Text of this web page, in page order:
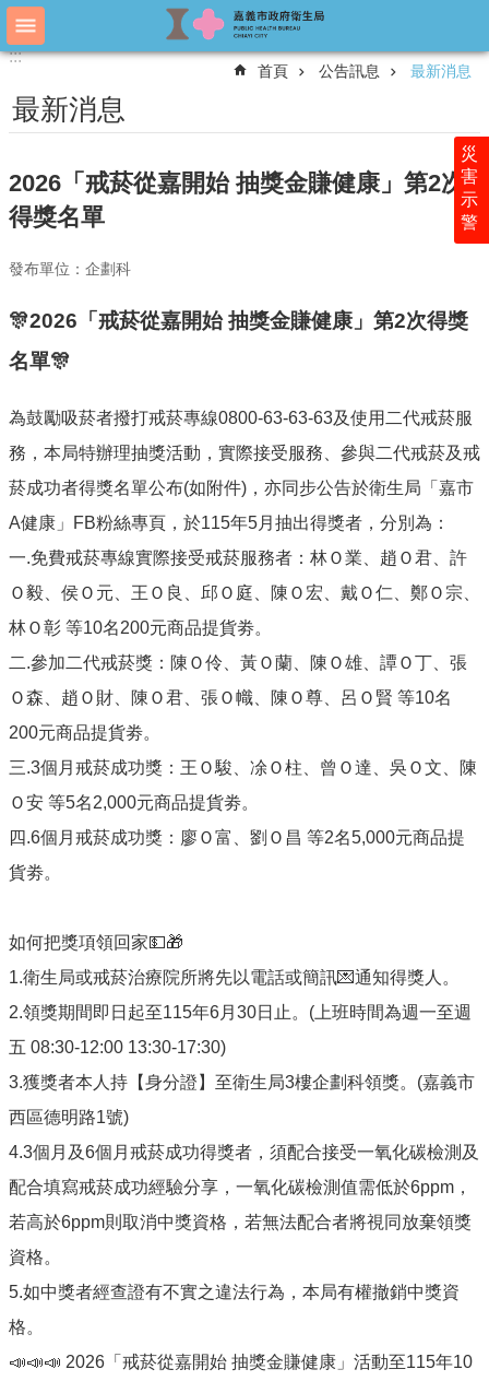
跳到主要內容區塊
進
搜
尋
認
識
生
科
室
附
單
位
公
開
資
訊
公
告
息
服
務
區
主
專
區
回
頁
網
站
導
覽
長
信
:::
災
害
示
警
:::
首頁 公告訊息 最新消息
最新消息
2026「戒菸從嘉開始 抽獎金賺健康」第2次
得獎名單
發布單位：企劃科
🎊2026「戒菸從嘉開始 抽獎金賺健康」第2次得獎
名單🎊
為鼓勵吸菸者撥打戒菸專線0800-63-63-63及使用二代戒菸服
務，本局特辦理抽獎活動，實際接受服務、參與二代戒菸及戒
菸成功者得獎名單公布(如附件)，亦同步公告於衛生局「嘉市
A健康」FB粉絲專頁，於115年5月抽出得獎者，分別為：
一.免費戒菸專線實際接受戒菸服務者：林Ｏ業、趙Ｏ君、許
Ｏ毅、侯Ｏ元、王Ｏ良、邱Ｏ庭、陳Ｏ宏、戴Ｏ仁、鄭Ｏ宗、
林Ｏ彰 等10名200元商品提貨劵。
二.參加二代戒菸獎：陳Ｏ伶、黃Ｏ蘭、陳Ｏ雄、譚Ｏ丁、張
Ｏ森、趙Ｏ財、陳Ｏ君、張Ｏ幟、陳Ｏ尊、呂Ｏ賢 等10名
200元商品提貨劵。
三.3個月戒菸成功獎：王Ｏ駿、凃Ｏ柱、曾Ｏ達、吳Ｏ文、陳
Ｏ安 等5名2,000元商品提貨劵。
四.6個月戒菸成功獎：廖Ｏ富、劉Ｏ昌 等2名5,000元商品提
貨劵。
如何把獎項領回家💵🎁
1.衛生局或戒菸治療院所將先以電話或簡訊💌通知得獎人。
2.領獎期間即日起至115年6月30日止。(上班時間為週一至週
五 08:30-12:00 13:30-17:30)
3.獲獎者本人持【身分證】至衛生局3樓企劃科領獎。(嘉義市
西區德明路1號)
4.3個月及6個月戒菸成功得獎者，須配合接受一氧化碳檢測及
配合填寫戒菸成功經驗分享，一氧化碳檢測值需低於6ppm，
若高於6ppm則取消中獎資格，若無法配合者將視同放棄領獎
資格。
5.如中獎者經查證有不實之違法行為，本局有權撤銷中獎資
格。
📣📣📣 2026「戒菸從嘉開始 抽獎金賺健康」活動至115年10